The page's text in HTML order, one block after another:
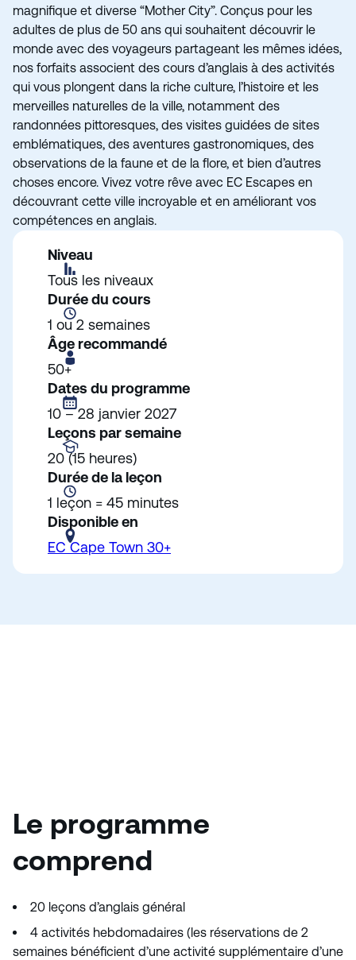
magnifique et diverse “Mother City”. Conçus pour les
adultes de plus de 50 ans qui souhaitent découvrir le
monde avec des voyageurs partageant les mêmes idées,
nos forfaits associent des cours d’anglais à des activités
qui vous plongent dans la riche culture, l’histoire et les
merveilles naturelles de la ville, notamment des
randonnées pittoresques, des visites guidées de sites
emblématiques, des aventures gastronomiques, des
observations de la faune et de la flore, et bien d’autres
choses encore. Vivez votre rêve avec EC Escapes en
découvrant cette ville incroyable et en améliorant vos
compétences en anglais.
Niveau
Tous les niveaux
Durée du cours
1 ou 2 semaines
Âge recommandé
50+
Dates du programme
10 – 28 janvier 2027
Leçons par semaine
20 (15 heures)
Durée de la leçon
1 leçon = 45 minutes
Disponible en
EC Cape Town 30+
Le programme
comprend
20 leçons d’anglais général
4 activités hebdomadaires (les réservations de 2
semaines bénéficient d’une activité supplémentaire d’une